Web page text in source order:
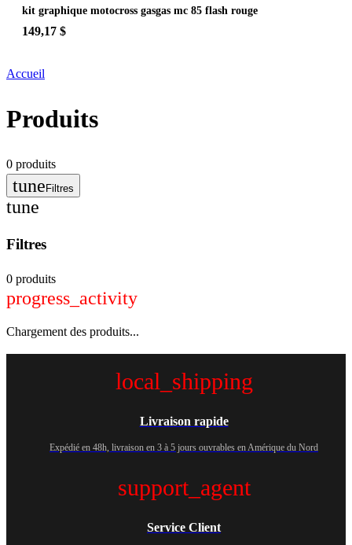
kit graphique motocross gasgas mc 85 flash rouge
149,17 $
Accueil
Produits
0 produits
tune Filtres
tune
Filtres
0 produits
progress_activity
Chargement des produits...
local_shipping
Livraison rapide
Expédié en 48h, livraison en 3 à 5 jours ouvrables en Amérique du Nord
support_agent
Service Client